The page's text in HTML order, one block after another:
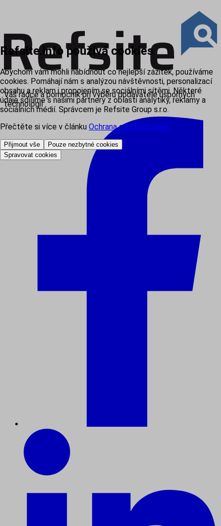
Váš rádce a pomocník při výběru dodavatele úsporných
technologií
Refsite.info používá cookies
Abychom vám mohli nabídnout co nejlepší zážitek, používáme
cookies. Pomáhají nám s analýzou návštěvnosti, personalizací
obsahu a reklam i propojením se sociálními sítěmi. Některé
údaje sdílíme s našimi partnery z oblasti analytiky, reklamy a
sociálních médií. Správcem je Refsite Group s.r.o.
Přečtěte si více v článku Ochrana osobních údajů.
Přijmout vše
Pouze nezbytné cookies
Spravovat cookies